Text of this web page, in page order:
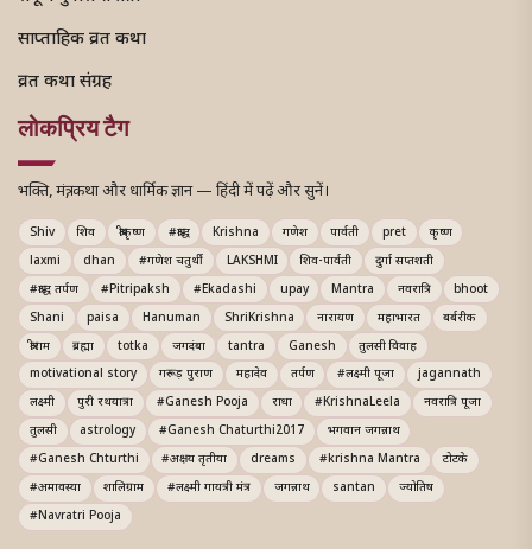
साप्ताहिक व्रत कथा
व्रत कथा संग्रह
लोकप्रिय टैग
भक्ति, मंत्र, कथा और धार्मिक ज्ञान — हिंदी में पढ़ें और सुनें।
Shiv शिव श्रीकृष्ण #श्राद्ध Krishna गणेश पार्वती pret
कृष्ण
laxmi
dhan #गणेश चतुर्थी LAKSHMI शिव-पार्वती
दुर्गा सप्तशती
#श्राद्ध तर्पण
#Pitripaksh #Ekadashi upay Mantra नवरात्रि
bhoot
Shani
paisa Hanuman ShriKrishna नारायण महाभारत
बर्बरीक
श्रीराम
ब्रह्मा totka जगदंबा tantra Ganesh
तुलसी विवाह
motivational story
गरूड़ पुराण महादेव तर्पण #लक्ष्मी पूजा
jagannath
लक्ष्मी
पुरी रथयात्रा #Ganesh Pooja राधा #KrishnaLeela
नवरात्रि पूजा
तुलसी
astrology #Ganesh Chaturthi2017
भगवान जगन्नाथ
#Ganesh Chturthi
#अक्षय तृतीया dreams #krishna Mantra
टोटके
#अमावस्या
शालिग्राम #लक्ष्मी गायत्री मंत्र जगन्नाथ santan
ज्योतिष
#Navratri Pooja